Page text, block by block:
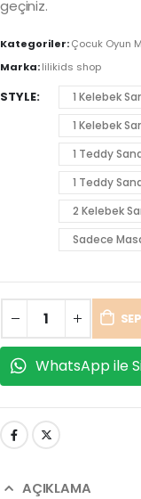
geçiniz.
Kategoriler:Çocuk Oyun
Marka:lilikids shop
STYLE
1 Kelebek
1 Kelebek
1 Teddy
1 Teddy
2 Kelebek
Sadece
WhatsApp ile
AÇIKLAMA